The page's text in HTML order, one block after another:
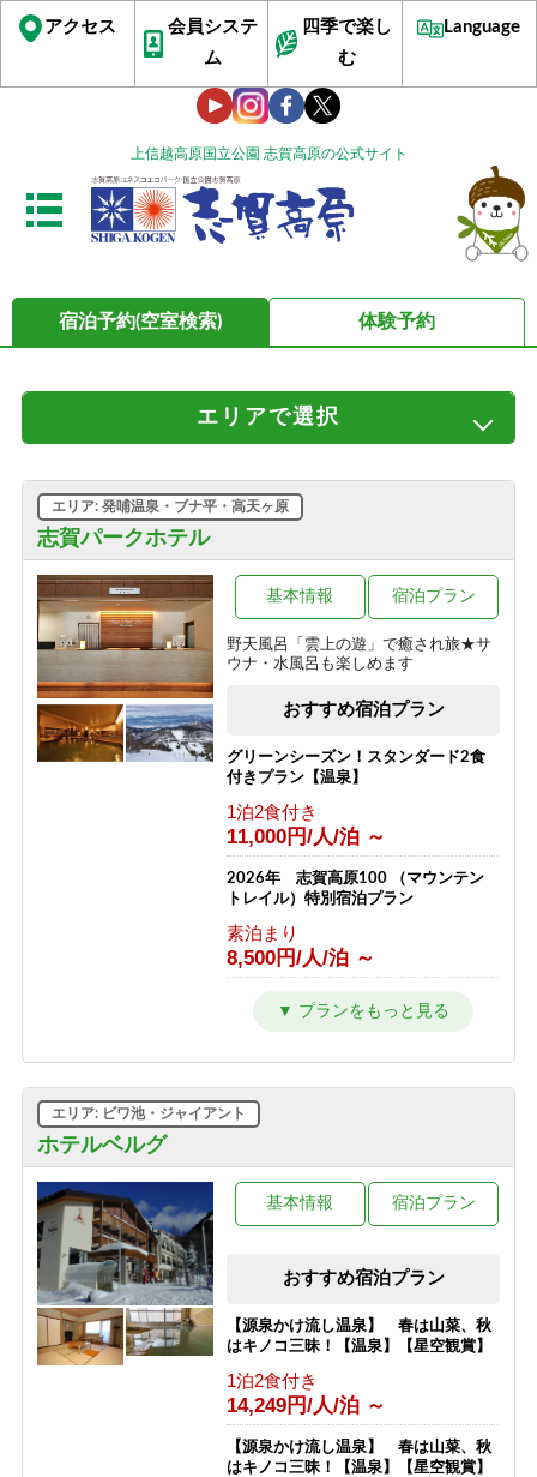
上信越高原国立公園 志賀高原の公式サイト
アクセス
会員システ
ム
四季で楽し
む
Language
宿泊予約(空室検索) 体験予約
エリアで選択
ビワ池・ジャイアント 発哺温泉・ブナ平・高天ヶ原
一の瀬
木戸池・平床 熊の湯・熊の湯ほたる温泉
横手山・渋峠
志賀パークホテル
エリア: 発哺温泉・ブナ平・高天ヶ原
野天風呂「雲上の遊」で癒され旅★サ
ウナ・水風呂も楽しめます
基本情報 宿泊プラン
おすすめ宿泊プラン
グリーンシーズン！スタンダード2食
付きプラン【温泉】
1泊2食付き
11,000円/人/泊 ～
2026年 志賀高原100 （マウンテン
トレイル）特別宿泊プラン
素泊まり
8,500円/人/泊 ～
ウインターシーズン 通常プラン
11,000円/人/泊 ～
ホテルベルグ
エリア: ビワ池・ジャイアント
基本情報 宿泊プラン
おすすめ宿泊プラン
【源泉かけ流し温泉】 春は山菜、秋
はキノコ三昧！【温泉】【星空観賞】
1泊2食付き
14,249円/人/泊 ～
【源泉かけ流し温泉】 春は山菜、秋
はキノコ三昧！【温泉】【星空観賞】